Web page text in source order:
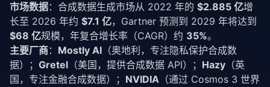
市场数据：合成数据生成市场从 2022 年的 $2.885 亿增
长至 2026 年约 $7.1 亿，Gartner 预测到 2029 年将达到
$68 亿规模，年复合增长率（CAGR）约 35%。
主要厂商： Mostly AI （奥地利，专注隐私保护合成数
据）； Gretel （美国，提供合成数据 API）； Hazy （英
国，专注金融合成数据）； NVIDIA （通过 Cosmos 3 世界